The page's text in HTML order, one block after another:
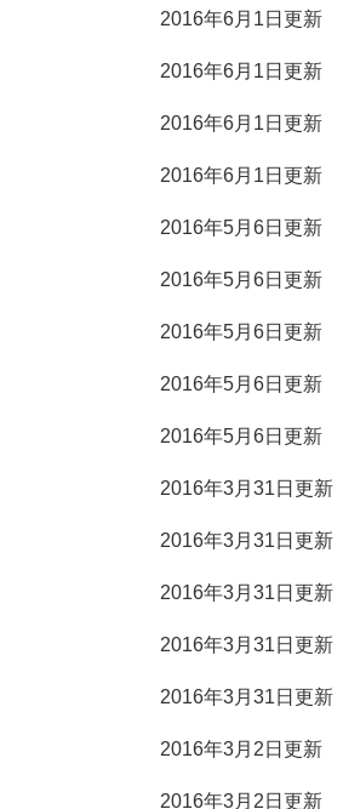
2016年6月1日更新
2016年6月1日更新
2016年6月1日更新
2016年6月1日更新
2016年5月6日更新
2016年5月6日更新
2016年5月6日更新
2016年5月6日更新
2016年5月6日更新
2016年3月31日更新
2016年3月31日更新
2016年3月31日更新
2016年3月31日更新
2016年3月31日更新
2016年3月2日更新
2016年3月2日更新